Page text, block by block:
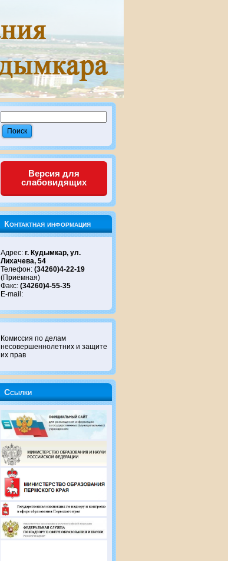
Версия для
слабовидящих
Контактная информация
Адрес: г. Кудымкар, ул.
Лихачева, 54
Телефон: (34260)4-22-19
(Приёмная)
Факс: (34260)4-55-35
E-mail:
Комиссия по делам
несовершеннолетних и защите
их прав
Ссылки